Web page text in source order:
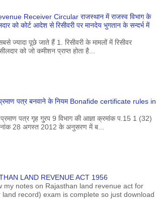
Receiver Circular राजस्थान में राजस्व विभाग के
को कोर्ट आदेश से रिसीवरी पर मानदेय भुगतान के सन्दर्भ में
ज्यादा पूछे जाते हैं 1. रिसीवरी के मामलों में रिसीवर
को जो कमीशन प्राप्त होता है...
पत्र बनवाने के नियम Bonafide certificate rules in
पत्र गृह गु्रप 9 विभाग की आज्ञा क्रमांक प.15 1 (32)
28 अगस्त 2012 के अनुसरण में ब...
LAND REVENUE ACT 1956
my notes on Rajasthan land revenue act for
record) exam is complete so just download